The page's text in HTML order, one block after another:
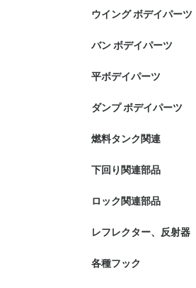
ウイング ボデイパーツ
バン ボデイパーツ
平ボデイパーツ
ダンプ ボデイパーツ
燃料タンク関連
下回り関連部品
ロック関連部品
レフレクター、反射器
各種フック